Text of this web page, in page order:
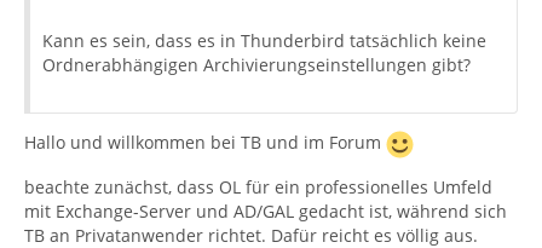
Kann es sein, dass es in Thunderbird tatsächlich keine
Ordnerabhängigen Archivierungseinstellungen gibt?
Hallo und willkommen bei TB und im Forum
beachte zunächst, dass OL für ein professionelles Umfeld
mit Exchange-Server und AD/GAL gedacht ist, während sich
TB an Privatanwender richtet. Dafür reicht es völlig aus.